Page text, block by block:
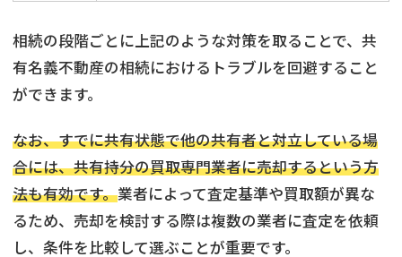
相続の段階ごとに上記のような対策を取ることで、共
有名義不動産の相続におけるトラブルを回避すること
ができます。
なお、すでに共有状態で他の共有者と対立している場
合には、共有持分の買取専門業者に売却するという方
法も有効です。業者によって査定基準や買取額が異な
るため、売却を検討する際は複数の業者に査定を依頼
し、条件を比較して選ぶことが重要です。